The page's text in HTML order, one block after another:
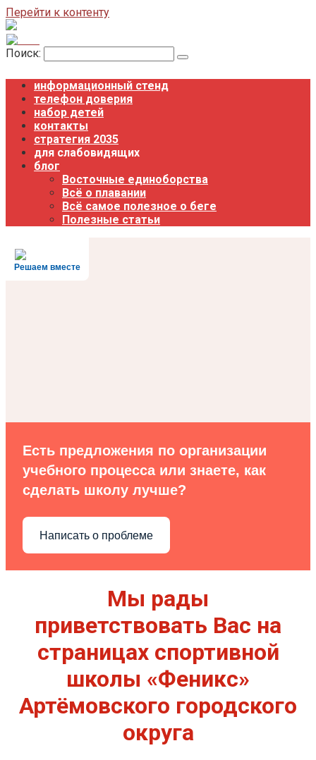
Перейти к контенту
Поиск:
информационный стенд
телефон доверия
набор детей
контакты
стратегия 2035
для слабовидящих
блог
Восточные единоборства
Всё о плавании
Всё самое полезное о беге
Полезные статьи
Решаем вместе
Есть предложения по организации
учебного процесса или знаете, как
сделать школу лучше?
Написать о проблеме
Мы рады
приветствовать Вас на
страницах спортивной
школы «Феникс»
Артёмовского городского
округа